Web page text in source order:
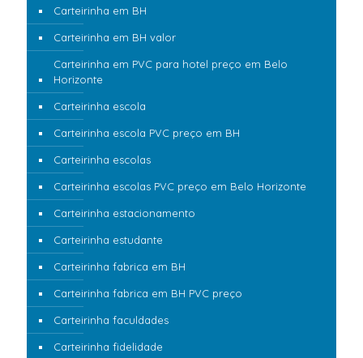
Carteirinha em BH
Carteirinha em BH valor
Carteirinha em PVC para hotel preço em Belo
Horizonte
Carteirinha escola
Carteirinha escola PVC preço em BH
Carteirinha escolas
Carteirinha escolas PVC preço em Belo Horizonte
Carteirinha estacionamento
Carteirinha estudante
Carteirinha fabrica em BH
Carteirinha fabrica em BH PVC preço
Carteirinha faculdades
Carteirinha fidelidade